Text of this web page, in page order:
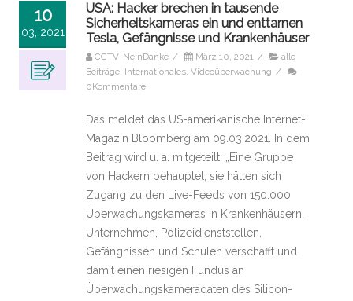
10
03, 2021
USA: Hacker brechen in tausende
Sicherheitskameras ein und enttarnen
Tesla, Gefängnisse und Krankenhäuser
CCTV-NeinDanke / März 10, 2021 /
alle
Beiträge, Internationales, Videoüberwachung /
0Kommentare
Das meldet das US-amerikanische Internet-
Magazin Bloomberg am 09.03.2021. In dem
Beitrag wird u. a. mitgeteilt: „Eine Gruppe
von Hackern behauptet, sie hätten sich
Zugang zu den Live-Feeds von 150.000
Überwachungskameras in Krankenhäusern,
Unternehmen, Polizeidienststellen,
Gefängnissen und Schulen verschafft und
damit einen riesigen Fundus an
Überwachungskameradaten des Silicon-